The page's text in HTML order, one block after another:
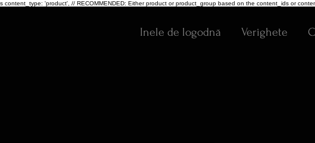
'product', // RECOMMENDED: Either product or product_group based on the content_ids or
Inele de logodnă Verighete